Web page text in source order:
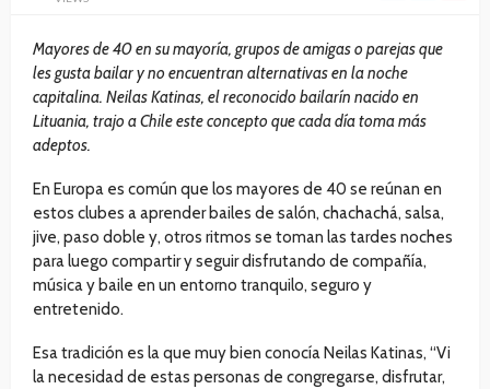
Mayores de 40 en su mayoría, grupos de amigas o parejas que
les gusta bailar y no encuentran alternativas en la noche
capitalina. Neilas Katinas, el reconocido bailarín nacido en
Lituania, trajo a Chile este concepto que cada día toma más
adeptos.
En Europa es común que los mayores de 40 se reúnan en
estos clubes a aprender bailes de salón, chachachá, salsa,
jive, paso doble y, otros ritmos se toman las tardes noches
para luego compartir y seguir disfrutando de compañía,
música y baile en un entorno tranquilo, seguro y
entretenido.
Esa tradición es la que muy bien conocía Neilas Katinas, “Vi
la necesidad de estas personas de congregarse, disfrutar,